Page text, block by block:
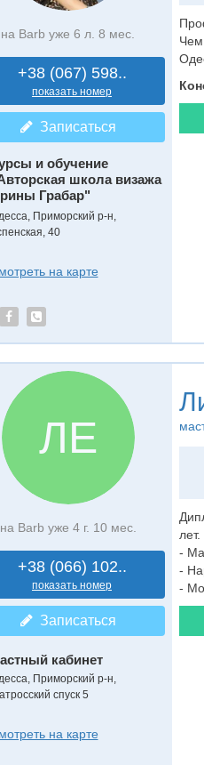
на Barb уже 6 л. 8 мес.
+38 (067) 598..
показать номер
Записаться
и обучение
школа визажа
Грабар"
Приморский р-н,
40
на карте
ЛЕ
на Barb уже 4 г. 10 мес.
+38 (066) 102..
показать номер
Записаться
кабинет
Приморский р-н,
спуск 5
на карте
лет.
-
-
-